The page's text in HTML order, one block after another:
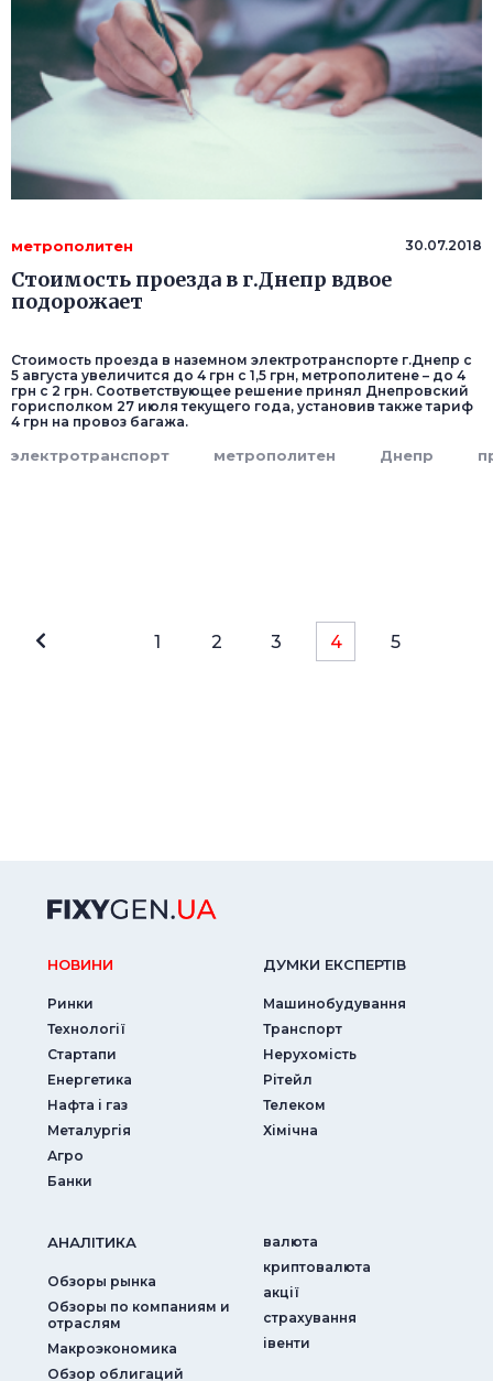
метрополитен 30.07.2018
Стоимость проезда в г.Днепр вдвое
подорожает
Стоимость проезда в наземном электротранспорте г.Днепр с
5 августа увеличится до 4 грн с 1,5 грн, метрополитене – до 4
грн с 2 грн. Соответствующее решение принял Днепровский
горисполком 27 июля текущего года, установив также тариф
4 грн на провоз багажа.
электротранспорт метрополитен Днепр
1 2 3 4 5
НОВИНИ
Ринки
Технології
Стартапи
Енергетика
Нафта і газ
Металургія
Агро
Банки
ДУМКИ ЕКСПЕРТIВ
Машинобудування
Транспорт
Нерухомість
Рітейл
Телеком
Хімічна
АНАЛIТИКА
Обзоры рынка
Обзоры по компаниям и
отраслям
Макроэкономика
Обзор облигаций
валюта
криптовалюта
акції
страхування
iвенти